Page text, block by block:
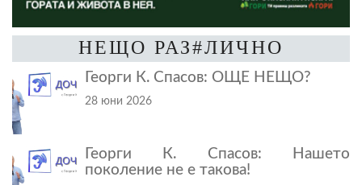
НЕЩО РАЗ#ЛИЧНО
Георги К. Спасов: ОЩЕ НЕЩО?
28 юни 2026
Георги К. Спасов: Нашето
поколение не е такова!